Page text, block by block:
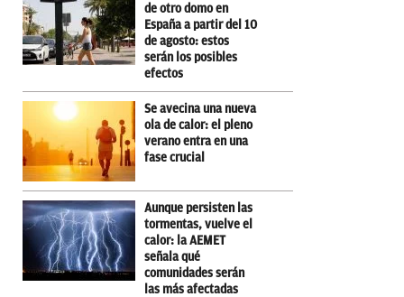
de otro domo en
España a partir del 10
de agosto: estos
serán los posibles
efectos
Se avecina una nueva
ola de calor: el pleno
verano entra en una
fase crucial
Aunque persisten las
tormentas, vuelve el
calor: la AEMET
señala qué
comunidades serán
las más afectadas